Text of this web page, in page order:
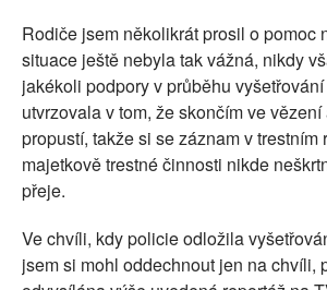
Rodiče jsem několikrát prosil o pomoc
situace ještě nebyla tak vážná, nikdy
jakékoli podpory v průběhu
utvrzovala v tom, že skončím ve
propustí, takže si se záznam v trestním
majetkově trestné činnosti nikde
přeje.
Ve chvíli, kdy policie odložila
jsem si mohl oddechnout jen na chvíli,